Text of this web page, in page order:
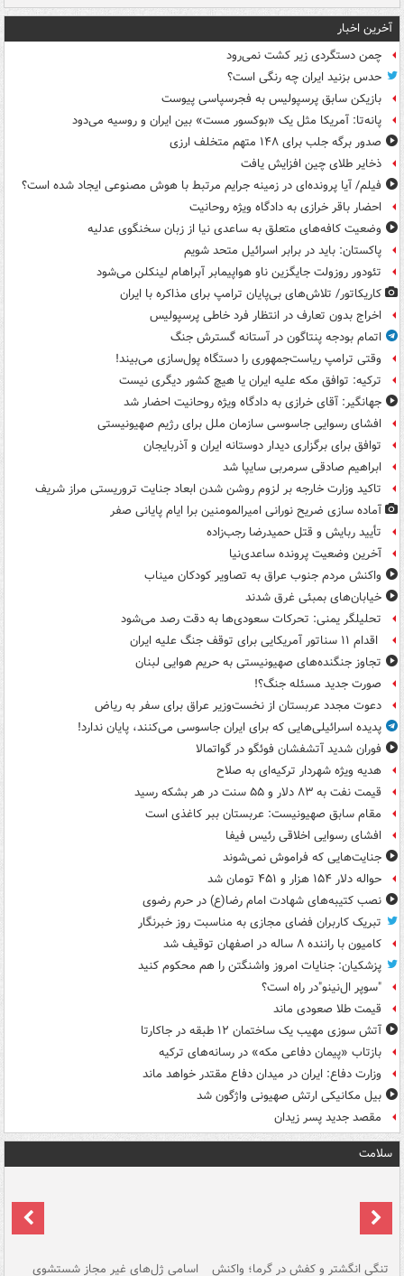
آخرین اخبار
چمن دستگردی زیر کشت نمی‌رود
حدس بزنید ایران چه رنگی است؟
بازیکن سابق پرسپولیس به فجرسپاسی پیوست
پانه‌تا: آمریکا مثل یک «بوکسور مست» بین ایران و روسیه می‌دود
صدور برگه جلب برای ۱۴۸ متهم متخلف ارزی
ذخایر طلای چین افزایش یافت
فیلم/ آیا پرونده‌ای در زمینه جرایم مرتبط با هوش مصنوعی ایجاد شده است؟
احضار باقر خرازی به دادگاه ویژه روحانیت
وضعیت کافه‌های متعلق به ساعدی نیا از زبان سخنگوی عدلیه
پاکستان: باید در برابر اسرائیل متحد شویم
تئودور روزولت جایگزین ناو هواپیمابر آبراهام لینکلن می‌شود
کاریکاتور/ تلاش‌های بی‌پایان ترامپ برای مذاکره با ایران
اخراج بدون تعارف در انتظار فرد خاطی پرسپولیس
اتمام بودجه پنتاگون در آستانه گسترش جنگ
وقتی ترامپ ریاست‌جمهوری را دستگاه پول‌سازی می‌بیند!
ترکیه: توافق مکه علیه ایران یا هیچ کشور دیگری نیست
جهانگیر: آقای خرازی به دادگاه ویژه روحانیت احضار شد
افشای رسوایی جاسوسی سازمان ملل برای رژیم صهیونیستی
توافق برای برگزاری دیدار دوستانه ایران و آذربایجان
ابراهیم صادقی سرمربی سایپا شد
تاکید وزارت خارجه بر لزوم روشن شدن ابعاد جنایت تروریستی مراز شریف
آماده سازی ضریح نورانی امیرالمومنین برا ایام پایانی صفر
تأیید ربایش و قتل حمیدرضا رجب‌زاده
آخرین وضعیت پرونده ساعدی‌نیا
واکنش مردم جنوب عراق به تصاویر کودکان میناب
خیابان‌های بمبئی غرق شدند
تحلیلگر یمنی: تحرکات سعودی‌ها به دقت رصد می‌شود
اقدام ۱۱ سناتور آمریکایی برای توقف جنگ علیه ایران
تجاوز جنگنده‌های صهیونیستی به حریم هوایی لبنان
صورت جدید مسئله جنگ؟!
دعوت مجدد عربستان از نخست‌وزیر عراق برای سفر به ریاض
پدیده اسرائیلی‌هایی که برای ایران جاسوسی می‌کنند، پایان ندارد!
فوران شدید آتشفشان فوئگو در گواتمالا
هدیه ویژه شهردار ترکیه‌ای به صلاح
قیمت نفت به ۸۳ دلار و ۵۵ سنت در هر بشکه رسید
مقام سابق صهیونیست: عربستان ببر کاغذی است
افشای رسوایی اخلاقی رئیس فیفا
جنایت‌هایی که فراموش نمی‌شوند
حواله دلار ۱۵۴ هزار و ۴۵۱ تومان شد
نصب کتیبه‌های شهادت امام رضا(ع) در حرم رضوی
تبریک کاربران فضای مجازی به مناسبت روز خبرنگار
کامیون با راننده ۸ ساله در اصفهان توقیف شد
پزشکیان: جنایات امروز واشنگتن را هم محکوم کنید
"سوپر ال‌نینو"در راه است؟
قیمت طلا صعودی ماند
آتش سوزی مهیب یک ساختمان ۱۲ طبقه در جاکارتا
بازتاب «پیمان دفاعی مکه» در رسانه‌های ترکیه
وزارت دفاع: ایران در میدان دفاع مقتدر خواهد ماند
بیل مکانیکی ارتش صهیونی واژگون شد
مقصد جدید پسر زیدان
سلامت
تنگی انگشتر و کفش در گرما؛ واکنش اسامی ژل‌های غیر مجاز شستشوی